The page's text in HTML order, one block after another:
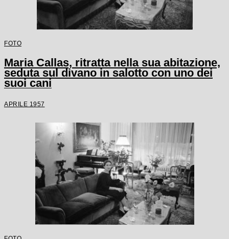
FOTO
Maria Callas, ritratta nella sua abitazione,
seduta sul divano in salotto con uno dei
suoi cani
APRILE 1957